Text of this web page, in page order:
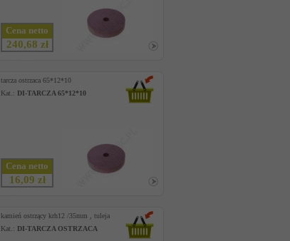
Cena netto
240,68 zł
tarcza ostrzaca 65*12*10
Kat.: DI-TARCZA 65*12*10
Cena netto
16,09 zł
kamień ostrzący krh12 /35mm , tuleja
Kat.: DI-TARCZA OSTRZACA